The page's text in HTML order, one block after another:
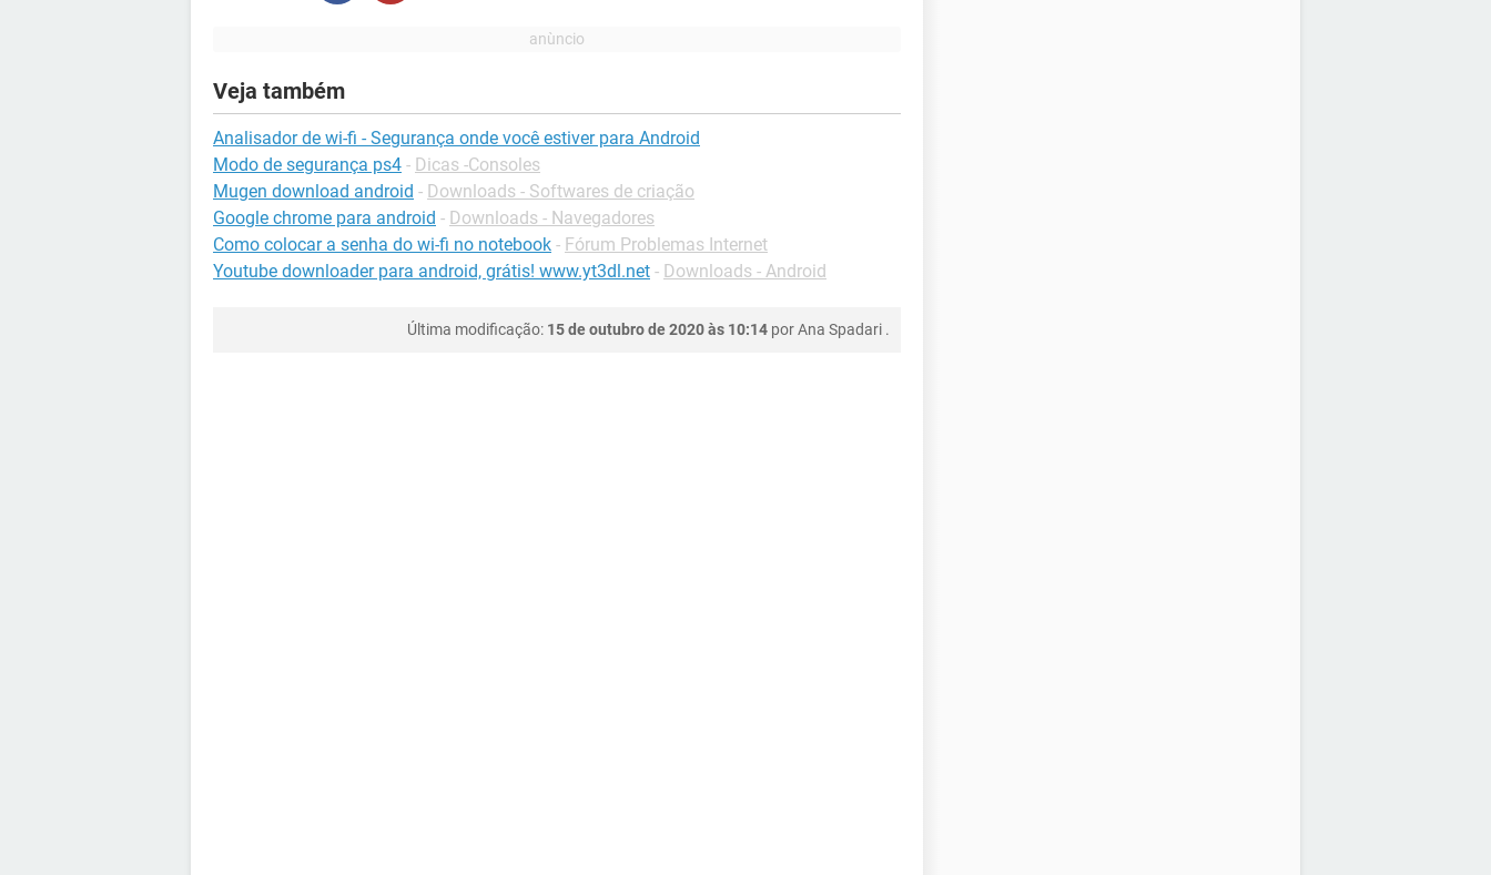
Veja também
Analisador de wi-fi - Segurança onde você estiver para Android
Modo de segurança ps4 - Dicas -Consoles
Mugen download android - Downloads - Softwares de criação
Google chrome para android - Downloads - Navegadores
Como colocar a senha do wi-fi no notebook - Fórum Problemas Internet
Youtube downloader para android, grátis! www.yt3dl.net - Downloads - Android
Última modificação: 15 de outubro de 2020 às 10:14 porAna Spadari .